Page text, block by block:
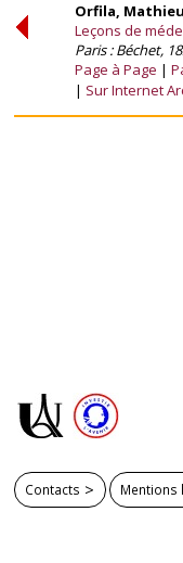
Orfila,
Leçons de
Paris : Béchet,
Page à Page
Sur Internet
Contacts Mentions